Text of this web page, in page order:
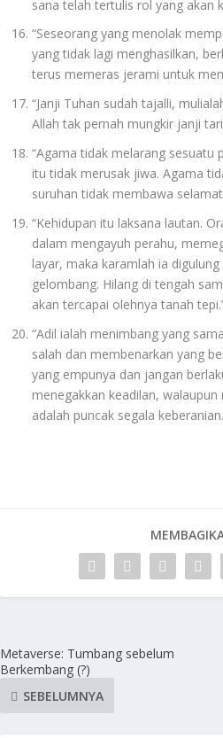
sana telah tertulis rol yang akan
“Seseorang yang menolak
yang tidak lagi menghasilkan,
terus memeras jerami untuk
“Janji Tuhan sudah tajalli,
Allah tak pernah mungkir janji
“Agama tidak melarang sesuatu
itu tidak merusak jiwa. Agama
suruhan tidak membawa
“Kehidupan itu laksana lautan.
dalam mengayuh perahu,
layar, maka karamlah ia
gelombang. Hilang di tengah
akan tercapai olehnya tanah
“Adil ialah menimbang yang
salah dan membenarkan yang
yang empunya dan jangan
menegakkan keadilan,
adalah puncak segala
Metaverse: Tumbang sebelum
Berkembang (?)
SEBELUMNYA